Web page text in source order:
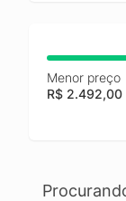
Menor preço
R$ 2.492,00